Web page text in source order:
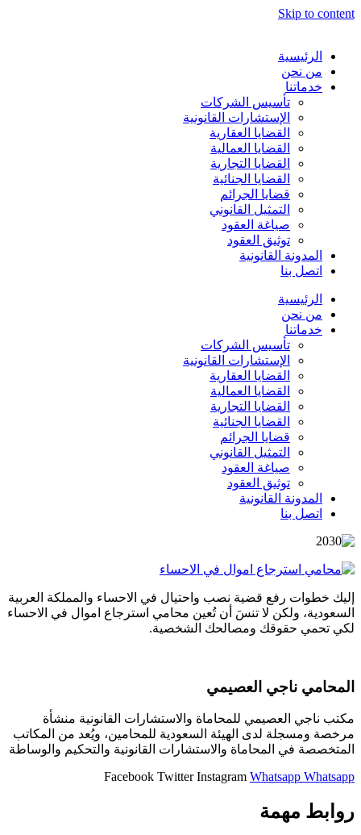
Skip to content
الرئيسية
من نحن
خدماتنا
تأسيس الشركات
الإستشارات القانونية
القضايا العقارية
القضايا العمالية
القضايا التجارية
القضايا الجنائية
قضايا الجرائم
التمثيل القانوني
صياغة العقود
توثيق العقود
المدونة القانونية
اتصل بنا
الرئيسية
من نحن
خدماتنا
تأسيس الشركات
الإستشارات القانونية
القضايا العقارية
القضايا العمالية
القضايا التجارية
القضايا الجنائية
قضايا الجرائم
التمثيل القانوني
صياغة العقود
توثيق العقود
المدونة القانونية
اتصل بنا
إليك خطوات رفع قضية نصب واحتيال في الاحساء والمملكة العربية
السعودية، ولكن لا تنسَ أن تُعين محامي استرجاع اموال في الاحساء
لكي تحمي حقوقك ومصالحك الشخصية.
المحامي ناجي العصيمي
مكتب ناجي العصيمي للمحاماة والاستشارات القانونية منشأة
مرخصة ومسجلة لدى الهيئة السعودية للمحامين، ويُعد من المكاتب
المتخصصة في المحاماة والاستشارات القانونية والتحكيم والوساطة
Facebook Twitter Instagram Whatsapp Whatsapp
روابط مهمة